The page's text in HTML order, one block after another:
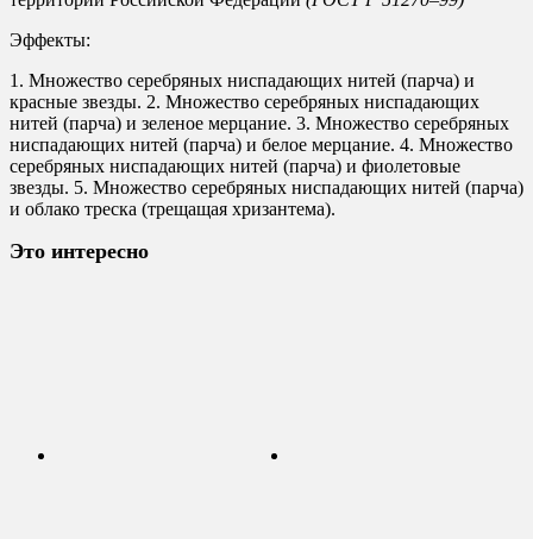
Эффекты:
1. Множество серебряных ниспадающих нитей (парча) и
красные звезды. 2. Множество серебряных ниспадающих
нитей (парча) и зеленое мерцание. 3. Множество серебряных
ниспадающих нитей (парча) и белое мерцание. 4. Множество
серебряных ниспадающих нитей (парча) и фиолетовые
звезды. 5. Множество серебряных ниспадающих нитей (парча)
и облако треска (трещащая хризантема).
Это интересно